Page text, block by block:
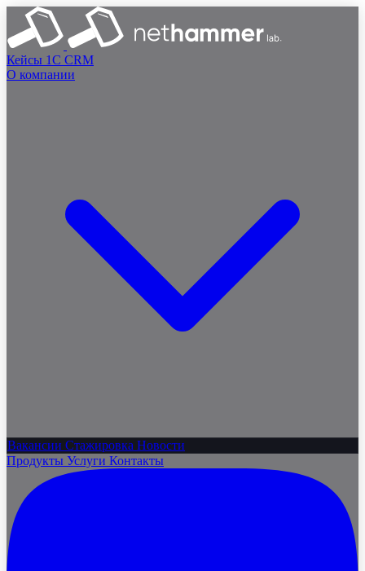
Кейсы 1C CRM
О компании
Вакансии Стажировка Новости
Продукты Услуги Контакты